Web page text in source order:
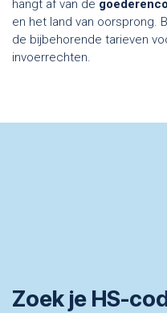
hangt af van de
en het land van oorsprong.
de bijbehorende tarieven
invoerrechten.
Zoek je HS-